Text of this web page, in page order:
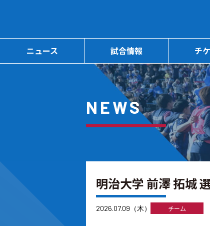
ニュース 試合情報 チ
NEWS
明治大学 前澤 拓城
2026.07.09（木） チーム